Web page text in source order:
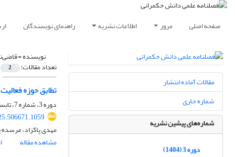
صفحه اصلی مرور اطلاعات نشریه راهنمای نویسندگان
نویسنده =
تعداد مقالات: 2
تطابق حوزه
دوره 3، شماره 7، تابستان 1404، صفحه
مهدی پاکزاد، مرسده
مشاهده مقاله
مقالات آماده انتشار
شماره جاری
شماره‌های پیشین نشریه
دوره 3 (1404)